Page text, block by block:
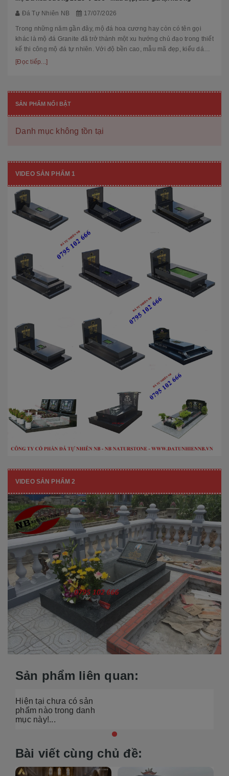
Đá Tự Nhiên NB 17/07/2026
Trong những năm gần đây, mộ đá hoa cương hay còn có tên gọi
khác là mộ đá Granite đã trở thành một xu hướng chủ đạo trong thiết
kế thi công mộ đá tự nhiên. Với độ bền cao, mẫu mã đẹp, kiểu dáng
hiệ...
[Đọc tiếp...]
SẢN PHẨM NỔI BẬT
Danh mục không tồn tại
VIDEO SẢN PHẨM 1
VIDEO SẢN PHẨM 2
Sản phẩm liên quan:
Hiện tại chưa có sản
phẩm nào trong danh
mục này!...
Bài viết cùng chủ đề: